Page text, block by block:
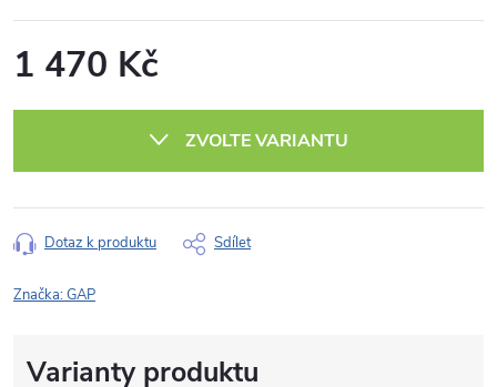
1 470 Kč
ZVOLTE VARIANTU
Dotaz k produktu Sdílet
Značka:GAP